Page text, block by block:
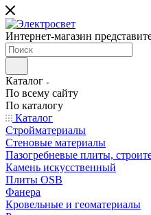
Интернет-магазин
Каталог
По всему сайту
По каталогу
Каталог
Стройматериалы
Стеновые материалы
Пазогребневые плиты,
Камень искусственный
Плиты OSB
Фанера
Кровельные и геоматериалы